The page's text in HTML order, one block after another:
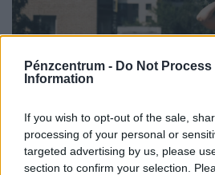
Pénzcentrum - Do Not Process
Information
If you wish to opt-out of the sale,
processing of your personal or
targeted advertising by us, please
section to confirm your selection.
kibírhatatlan kánikulából: 5
tart ki a legtovább a hőség,
pénteken is kutya meleg lesz